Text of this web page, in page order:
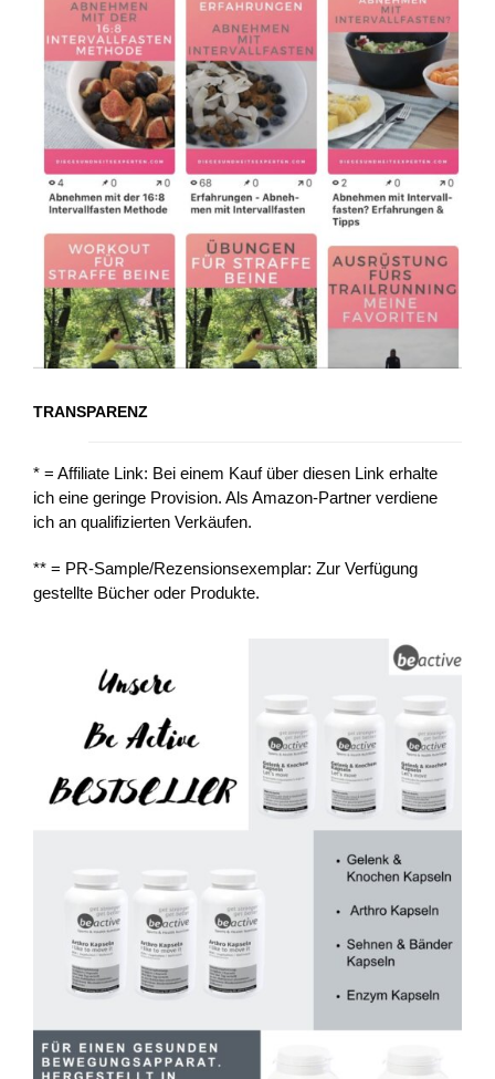
TRANSPARENZ
* = Affiliate Link: Bei einem Kauf über diesen Link erhalte
ich eine geringe Provision. Als Amazon-Partner verdiene
ich an qualifizierten Verkäufen.
** = PR-Sample/Rezensionsexemplar: Zur Verfügung
gestellte Bücher oder Produkte.